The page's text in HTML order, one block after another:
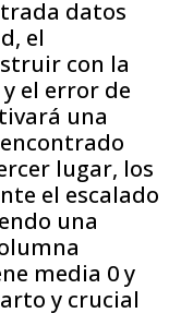
datos
el
con la
el error de
una
lugar, los
el escalado
una
media 0 y
y crucial